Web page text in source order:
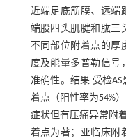
近端足底筋膜、远端
端股四头肌腱和肱三
不同部位附着点的厚
度及能量多普勒信号
准确性。结果 受检
着点（阳性率为54%
症状但有压痛异常附
着点为著；亚临床附